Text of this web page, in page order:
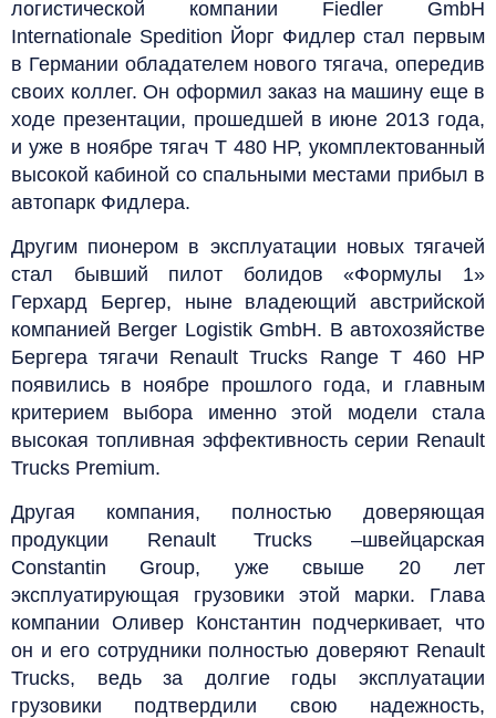
логистической компании Fiedler GmbH
Internationale Spedition Йорг Фидлер стал первым
в Германии обладателем нового тягача, опередив
своих коллег. Он оформил заказ на машину еще в
ходе презентации, прошедшей в июне 2013 года,
и уже в ноябре тягач Т 480 НР, укомплектованный
высокой кабиной со спальными местами прибыл в
автопарк Фидлера.
Другим пионером в эксплуатации новых тягачей
стал бывший пилот болидов «Формулы 1»
Герхард Бергер, ныне владеющий австрийской
компанией Berger Logistik GmbH. В автохозяйстве
Бергера тягачи Renault Trucks Range T 460 HP
появились в ноябре прошлого года, и главным
критерием выбора именно этой модели стала
высокая топливная эффективность серии Renault
Trucks Premium.
Другая компания, полностью доверяющая
продукции Renault Trucks –швейцарская
Constantin Group, уже свыше 20 лет
эксплуатирующая грузовики этой марки. Глава
компании Оливер Константин подчеркивает, что
он и его сотрудники полностью доверяют Renault
Trucks, ведь за долгие годы эксплуатации
грузовики подтвердили свою надежность,